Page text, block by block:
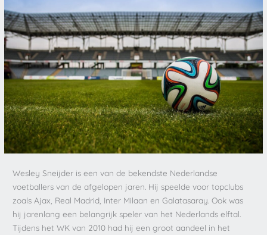
Wesley Sneijder is een van de bekendste Nederlandse
voetballers van de afgelopen jaren. Hij speelde voor topclubs
zoals Ajax, Real Madrid, Inter Milaan en Galatasaray. Ook was
hij jarenlang een belangrijk speler van het Nederlands elftal.
Tijdens het WK van 2010 had hij een groot aandeel in het